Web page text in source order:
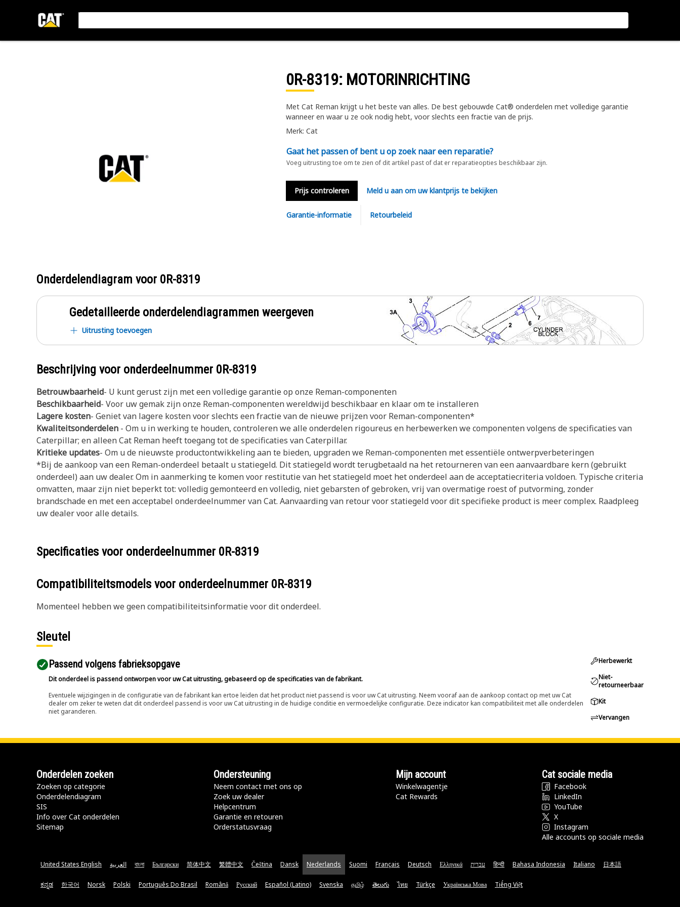
0R-8319: MOTORINRICHTING
Met Cat Reman krijgt u het beste van alles. De best gebouwde Cat® onderdelen met volledige garantie
wanneer en waar u ze ook nodig hebt, voor slechts een fractie van de prijs.
Merk: Cat
Gaat het passen of bent u op zoek naar een reparatie?
Voeg uitrusting toe om te zien of dit artikel past of dat er reparatieopties beschikbaar zijn.
Prijs controleren Meld u aan om uw klantprijs te bekijken
Garantie-informatie Retourbeleid
Onderdelendiagram voor 0R-8319
Gedetailleerde onderdelendiagrammen weergeven
Uitrusting toevoegen
Beschrijving voor onderdeelnummer 0R-8319
Betrouwbaarheid- U kunt gerust zijn met een volledige garantie op onze Reman-componenten
Beschikbaarheid- Voor uw gemak zijn onze Reman-componenten wereldwijd beschikbaar en klaar om te installeren
Lagere kosten- Geniet van lagere kosten voor slechts een fractie van de nieuwe prijzen voor Reman-componenten*
Kwaliteitsonderdelen - Om u in werking te houden, controleren we alle onderdelen rigoureus en herbewerken we componenten volgens de specificaties van
Caterpillar; en alleen Cat Reman heeft toegang tot de specificaties van Caterpillar.
Kritieke updates- Om u de nieuwste productontwikkeling aan te bieden, upgraden we Reman-componenten met essentiële ontwerpverbeteringen
*Bij de aankoop van een Reman-onderdeel betaalt u statiegeld. Dit statiegeld wordt terugbetaald na het retourneren van een aanvaardbare kern (gebruikt
onderdeel) aan uw dealer. Om in aanmerking te komen voor restitutie van het statiegeld moet het onderdeel aan de acceptatiecriteria voldoen. Typische criteria
omvatten, maar zijn niet beperkt tot: volledig gemonteerd en volledig, niet gebarsten of gebroken, vrij van overmatige roest of putvorming, zonder
brandschade en met een acceptabel onderdeelnummer van Cat. Aanvaarding van retour voor statiegeld voor dit specifieke product is meer complex. Raadpleeg
uw dealer voor alle details.
Specificaties voor onderdeelnummer 0R-8319
Compatibiliteitsmodels voor onderdeelnummer 0R-8319
Momenteel hebben we geen compatibiliteitsinformatie voor dit onderdeel.
Sleutel
Passend volgens fabrieksopgave
Dit onderdeel is passend ontworpen voor uw Cat uitrusting, gebaseerd op de specificaties van de fabrikant.
Eventuele wijzigingen in de configuratie van de fabrikant kan ertoe leiden dat het product niet passend is voor uw Cat uitrusting. Neem vooraf aan de aankoop contact op met uw Cat
dealer om zeker te weten dat dit onderdeel passend is voor uw Cat uitrusting in de huidige conditie en vermoedelijke configuratie. Deze indicator kan compatibiliteit met alle onderdelen
niet garanderen.
Herbewerkt
Niet-
retourneerbaar
Kit
Vervangen
Onderdelen zoeken
Zoeken op categorie
Onderdelendiagram
SIS
Info over Cat onderdelen
Sitemap
Ondersteuning
Neem contact met ons op
Zoek uw dealer
Helpcentrum
Garantie en retouren
Orderstatusvraag
Mijn account
Winkelwagentje
Cat Rewards
Cat sociale media
Facebook
LinkedIn
YouTube
X
Instagram
Alle accounts op sociale media
United States English العربية বাংলা Български 简体中文 繁體中文 Čeština Dansk Nederlands Suomi Français Deutsch Ελληνικά עברית हिन्दी Bahasa Indonesia Italiano 日本語
ಕನ್ನಡ 한국어 Norsk Polski Português Do Brasil Română Русский Español (Latino) Svenska தமிழ் తెలుగు ไทย Türkçe Українська Мова Tiếng Việt